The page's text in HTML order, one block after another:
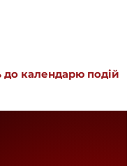
до календарю подій